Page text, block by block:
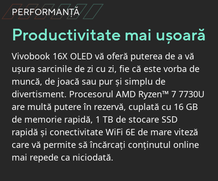
PERFORMANȚĂ
Productivitate mai ușoară
Vivobook 16X OLED vă oferă puterea de a vă
ușura sarcinile de zi cu zi, fie că este vorba de
muncă, de joacă sau pur și simplu de
divertisment. Procesorul AMD Ryzen™ 7 7730U
are multă putere în rezervă, cuplată cu 16 GB
de memorie rapidă, 1 TB de stocare SSD
rapidă și conectivitate WiFi 6E de mare viteză
care vă permite să încărcați conținutul online
mai repede ca niciodată.